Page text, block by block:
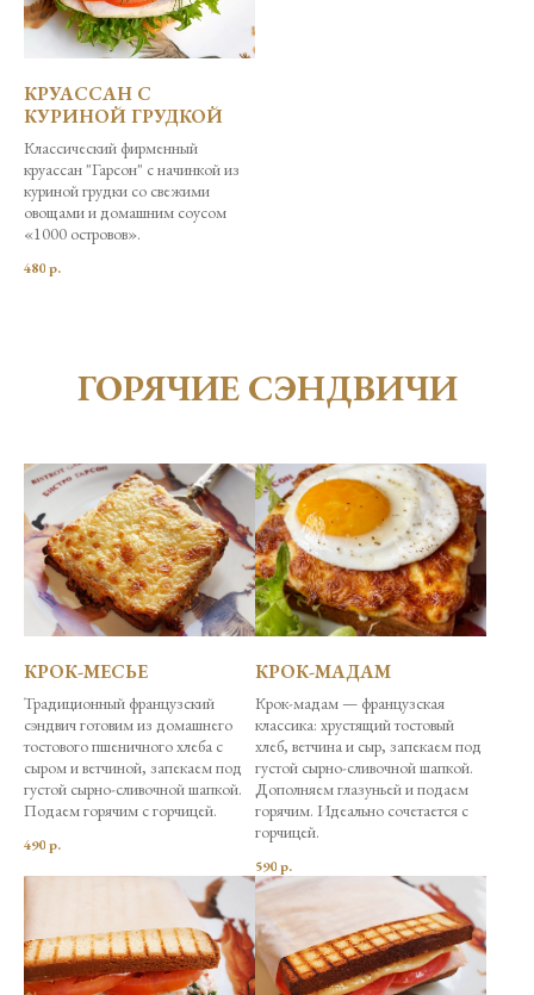
КРУАССАН С
КУРИНОЙ ГРУДКОЙ
Классический фирменный
круассан "Гарсон" с начинкой из
куриной грудки со свежими
овощами и домашним соусом
«1000 островов».
480р.
ГОРЯЧИЕ СЭНДВИЧИ
КРОК-МЕСЬЕ
Традиционный французский
сэндвич готовим из домашнего
тостового пшеничного хлеба с
сыром и ветчиной, запекаем под
густой сырно-сливочной шапкой.
Подаем горячим с горчицей.
490р.
КРОК-МАДАМ
Крок-мадам — французская
классика: хрустящий тостовый
хлеб, ветчина и сыр, запекаем под
густой сырно-сливочной шапкой.
Дополняем глазуньей и подаем
горячим. Идеально сочетается с
горчицей.
590р.